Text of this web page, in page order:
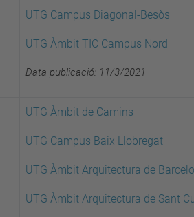
UTG Campus Diagonal-Besòs
UTG Àmbit TIC Campus Nord
Data publicació: 11/3/2021
UTG Àmbit de Camins
UTG Campus Baix Llobregat
UTG Àmbit Arquitectura de
UTG Àmbit Arquitectura de Sant